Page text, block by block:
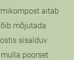
aitab
mõjutada
sisalduv
poorset